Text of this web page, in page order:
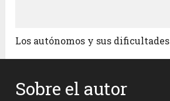
Los autónomos y sus dificultades
Sobre el autor